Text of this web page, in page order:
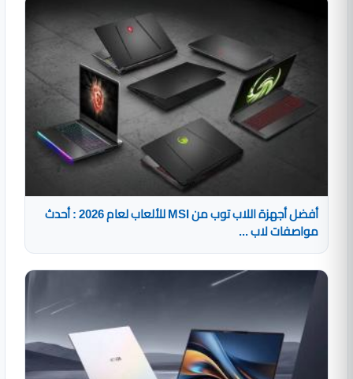
أفضل أجهزة اللاب توب من MSI للألعاب لعام 2026 : أحدث
مواصفات لاب ...